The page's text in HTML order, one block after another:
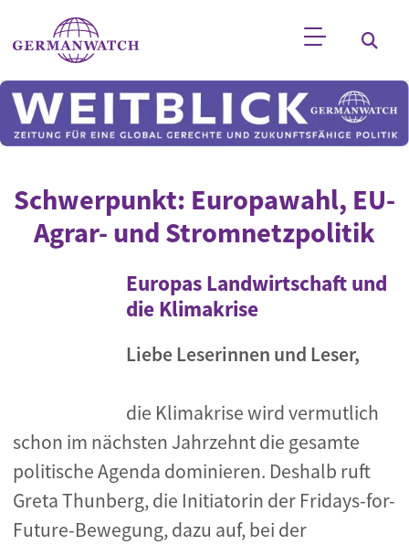
Direkt zum Inhalt
Stichwortsuche
Schwerpunkt: Europawahl, EU-
Agrar- und Stromnetzpolitik
Europas Landwirtschaft und
die Klimakrise
Liebe Leserinnen und Leser,
die Klimakrise wird vermutlich
schon im nächsten Jahrzehnt die gesamte
politische Agenda dominieren. Deshalb ruft
Greta Thunberg, die Initiatorin der Fridays-for-
Future-Bewegung, dazu auf, bei der